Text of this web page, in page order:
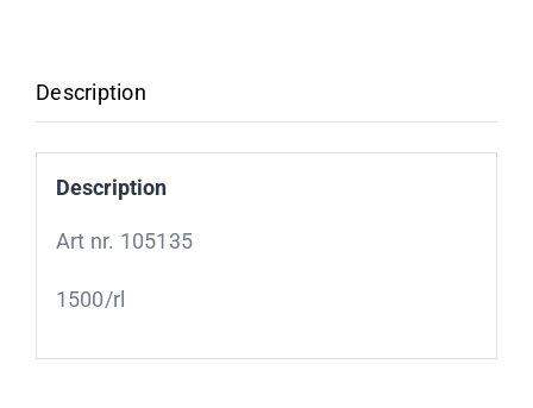
Description
Description
Art nr. 105135
1500/rl